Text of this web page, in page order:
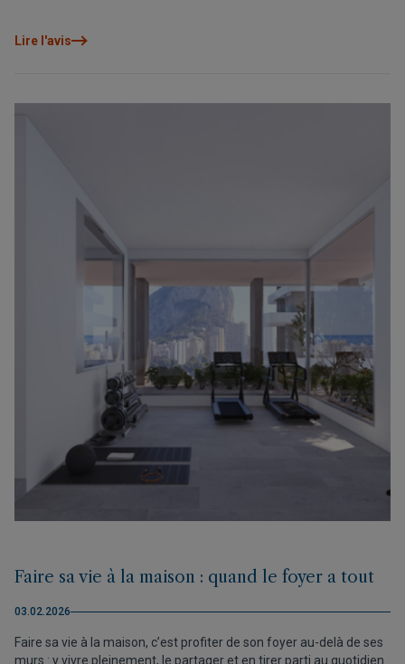
durable, c’est une manière intelligente de protéger et de valoriser
Lire l'avis
Faire sa vie à la maison : quand le foyer a tout
03.02.2026
Faire sa vie à la maison, c’est profiter de son foyer au-delà de ses
murs : y vivre pleinement, le partager et en tirer parti au quotidien.